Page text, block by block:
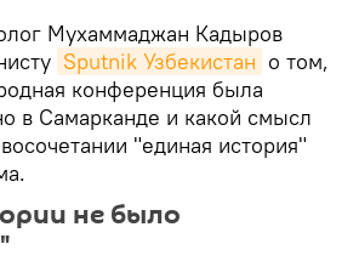
Мухаммаджан Кадыров
Sputnik Узбекистан о том,
конференция была
в Самарканде и какой смысл
"единая история"
не было